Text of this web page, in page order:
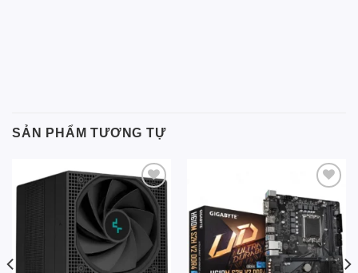
SẢN PHẨM TƯƠNG TỰ
Add to
wishlist
Add to
wishlist